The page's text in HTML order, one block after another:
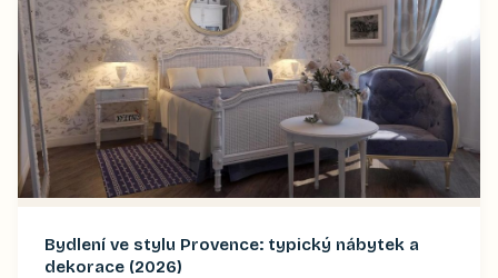
Bydlení ve stylu Provence: typický nábytek a
dekorace (2026)